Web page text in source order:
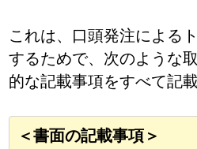
これは、口頭発注による
するためで、次のような
的な記載事項をすべて記載
＜書面の記載事項＞